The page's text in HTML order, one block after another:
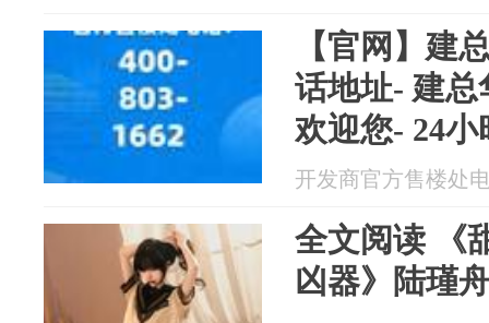
【官网】建
话地址- 建总
欢迎您- 24
最新发布-
开发商官方售楼处
全文阅读 《
凶器》陆瑾